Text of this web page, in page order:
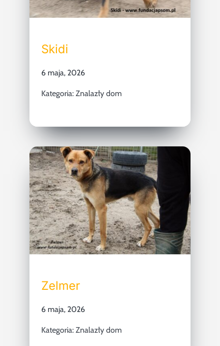
Skidi
6 maja, 2026
Kategoria: Znalazły dom
Zelmer
6 maja, 2026
Kategoria: Znalazły dom